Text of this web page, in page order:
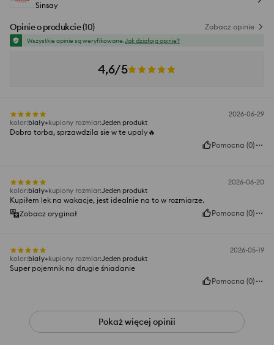
Sinsay
Opinie o produkcie(10) Zobacz opinie
Wszystkie opinie są weryfikowane.Jak działają opinie?
4,6/5
2026-06-29
kolor:biały kupiony rozmiar:Jeden produkt
Dobra torba, sprzawdzila sie w te upaly🔥
Pomocna (0)
2026-06-20
kolor:biały kupiony rozmiar:Jeden produkt
Kupiłem lek na wakacje, jest idealnie na to w rozmiarze.
Zobacz oryginał
Pomocna (0)
2026-05-19
kolor:biały kupiony rozmiar:Jeden produkt
Super pojemnik na drugie śniadanie
Pomocna (0)
Pokaż więcej opinii